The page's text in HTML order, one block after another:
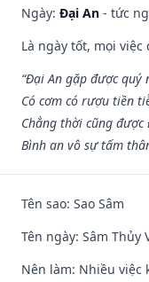
Ngày: Đại An - tức
Là ngày tốt, mọi
“Đại An gặp được quý
Có cơm có rượu tiền
Chẳng thời cũng được
Bình an vô sự tấm
Tên sao: Sao Sâm
Tên ngày: Sâm Thủy
Nên làm: Nhiều việc